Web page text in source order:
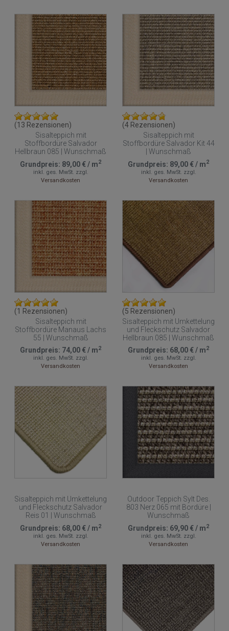
(13 Rezensionen)
Sisalteppich mit
Stoffbordüre Salvador
Hellbraun 085 | Wunschmaß
Grundpreis: 89,00 €/ m2
inkl. ges. MwSt. zzgl.
Versandkosten
(4 Rezensionen)
Sisalteppich mit
Stoffbordüre Salvador Kit 44
| Wunschmaß
Grundpreis: 89,00 €/ m2
inkl. ges. MwSt. zzgl.
Versandkosten
(1 Rezensionen)
Sisalteppich mit
Stoffbordüre Manaus Lachs
55 | Wunschmaß
Grundpreis: 74,00 €/ m2
inkl. ges. MwSt. zzgl.
Versandkosten
(5 Rezensionen)
Sisalteppich mit Umkettelung
und Fleckschutz Salvador
Hellbraun 085 | Wunschmaß
Grundpreis: 68,00 €/ m2
inkl. ges. MwSt. zzgl.
Versandkosten
Sisalteppich mit Umkettelung
und Fleckschutz Salvador
Reis 01 | Wunschmaß
Grundpreis: 68,00 €/ m2
inkl. ges. MwSt. zzgl.
Versandkosten
Outdoor Teppich Sylt Des.
803 Nerz 065 mit Bordüre |
Wunschmaß
Grundpreis: 69,90 €/ m2
inkl. ges. MwSt. zzgl.
Versandkosten